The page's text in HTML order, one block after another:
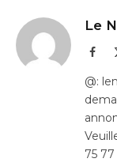
Le
@:
75